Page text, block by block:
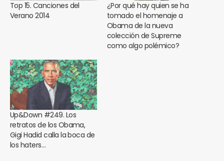
Top 15. Canciones del
Verano 2014
¿Por qué hay quien se ha
tomado el homenaje a
Obama de la nueva
colección de Supreme
como algo polémico?
Up&Down #249. Los
retratos de los Obama,
Gigi Hadid calla la boca de
los haters…